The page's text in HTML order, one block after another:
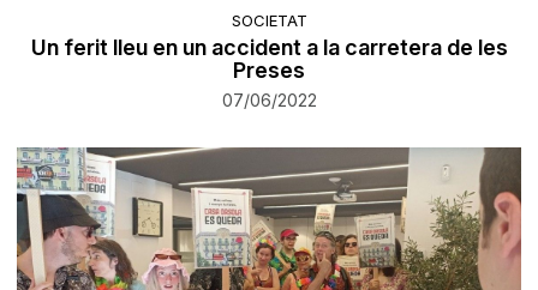
SOCIETAT
Un ferit lleu en un accident a la carretera de les
Preses
07/06/2022